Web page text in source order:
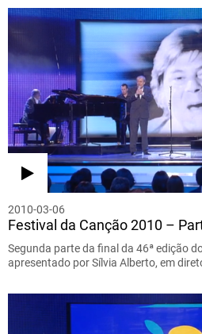
2010-03-06
Festival da Canção 2010 –
Segunda parte da final da 46ª edição
apresentado por Sílvia Alberto, em